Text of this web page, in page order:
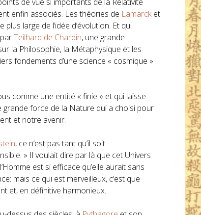
enfin associés. Les théories de Lamarcket
large de l’idée d’évolution. Et qui
parTeilhard de Chardin, une grande
la Philosophie, la Métaphysique et les
fondements d’une science « cosmique »
comme une entité « finie » et qui laisse
grande force de la Nature qui a choisi pour
et notre avenir.
, ce n’est pas tant qu’il soit
» Il voulait dire par là que cet Univers
est si efficace qu’elle aurait sans
mais ce qui est merveilleux, c’est que
et, en définitive harmonieux.